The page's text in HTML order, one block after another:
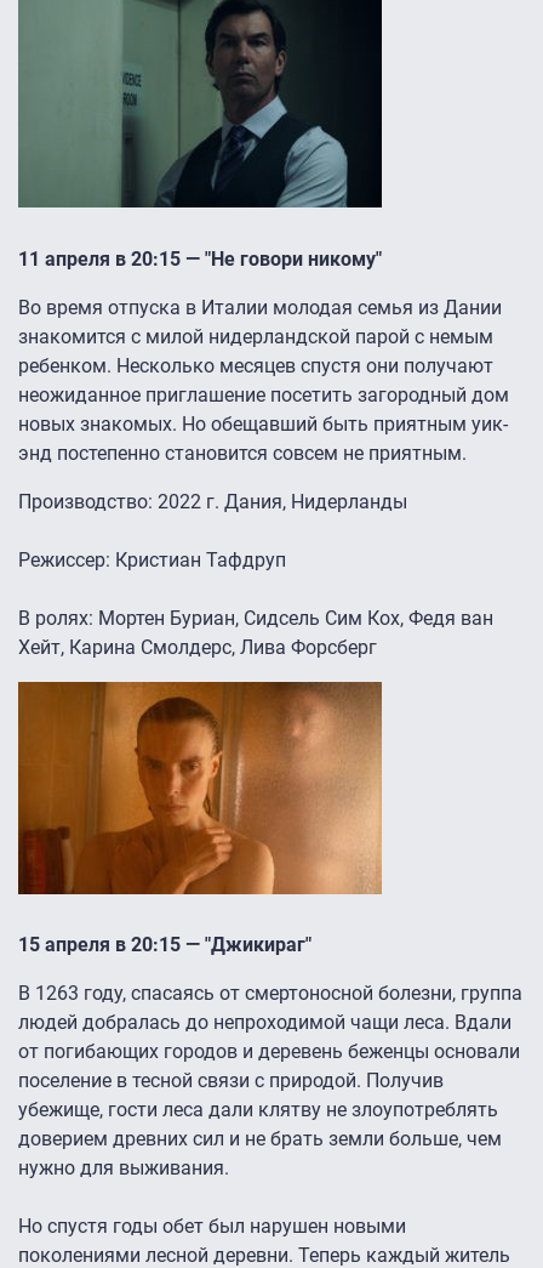
11 апреля в 20:15 — "Не говори никому"
Во время отпуска в Италии молодая семья из Дании
знакомится с милой нидерландской парой с немым
ребенком. Несколько месяцев спустя они получают
неожиданное приглашение посетить загородный дом
новых знакомых. Но обещавший быть приятным уик-
энд постепенно становится совсем не приятным.
Производство: 2022 г. Дания, Нидерланды
Режиссер: Кристиан Тафдруп
В ролях: Мортен Буриан, Сидсель Сим Кох, Федя ван
Хейт, Карина Смолдерс, Лива Форсберг
15 апреля в 20:15 — "Джикираг"
В 1263 году, спасаясь от смертоносной болезни, группа
людей добралась до непроходимой чащи леса. Вдали
от погибающих городов и деревень беженцы основали
поселение в тесной связи с природой. Получив
убежище, гости леса дали клятву не злоупотреблять
доверием древних сил и не брать земли больше, чем
нужно для выживания.
Но спустя годы обет был нарушен новыми
поколениями лесной деревни. Теперь каждый житель